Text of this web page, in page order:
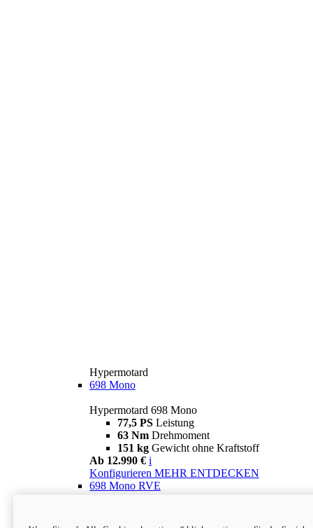
Hypermotard
698 Mono
Hypermotard 698 Mono
77,5 PS Leistung
63 Nm Drehmoment
151 kg Gewicht ohne Kraftstoff
Ab 12.990 € i
Konfigurieren MEHR ENTDECKEN
698 Mono RVE
77,5 PS
Leistung